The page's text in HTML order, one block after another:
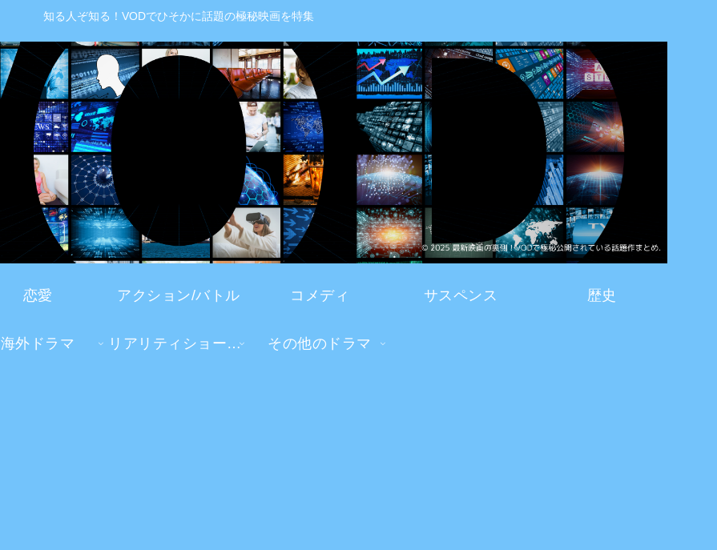
知る人ぞ知る！VODでひそかに話題の極秘映画を特集
恋愛 アクション/バトル コメディ サスペンス 歴史
海外ドラマ リアリティショー・TV番組 その他のドラマ